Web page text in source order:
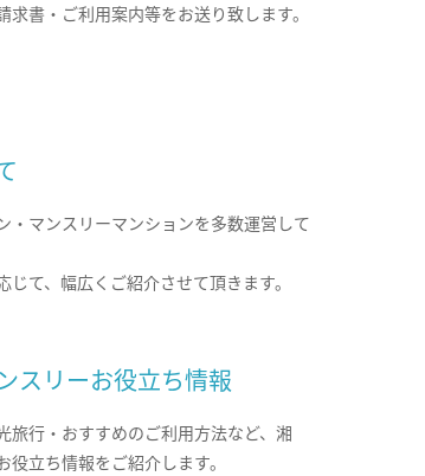
求書・ご利用案内等をお送り致します。
・マンスリーマンションを多数運営して
て、幅広くご紹介させて頂きます。
スリーお役立ち情報
旅行・おすすめのご利用方法など、湘
立ち情報をご紹介します。